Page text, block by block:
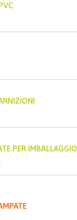
PER IMBALLAGGIO